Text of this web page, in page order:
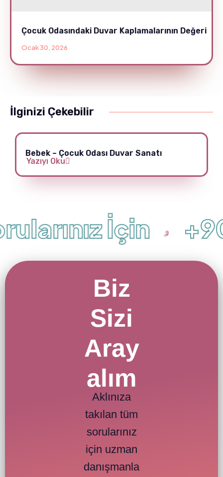
Çocuk Odasındaki Duvar Kaplamalarının Değeri
Ocak 30, 2026
İlginizi Çekebilir
Bebek – Çocuk Odası Duvar Sanatı
Yazıyı Oku
İçin
Biz
Sizi
Aray
alım
Aklınıza
takılan tüm
sorularınız
için uzman
danışmanla